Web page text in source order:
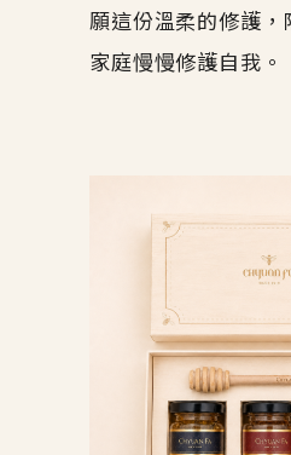
願這份溫柔的修護，
家庭慢慢修護自我。